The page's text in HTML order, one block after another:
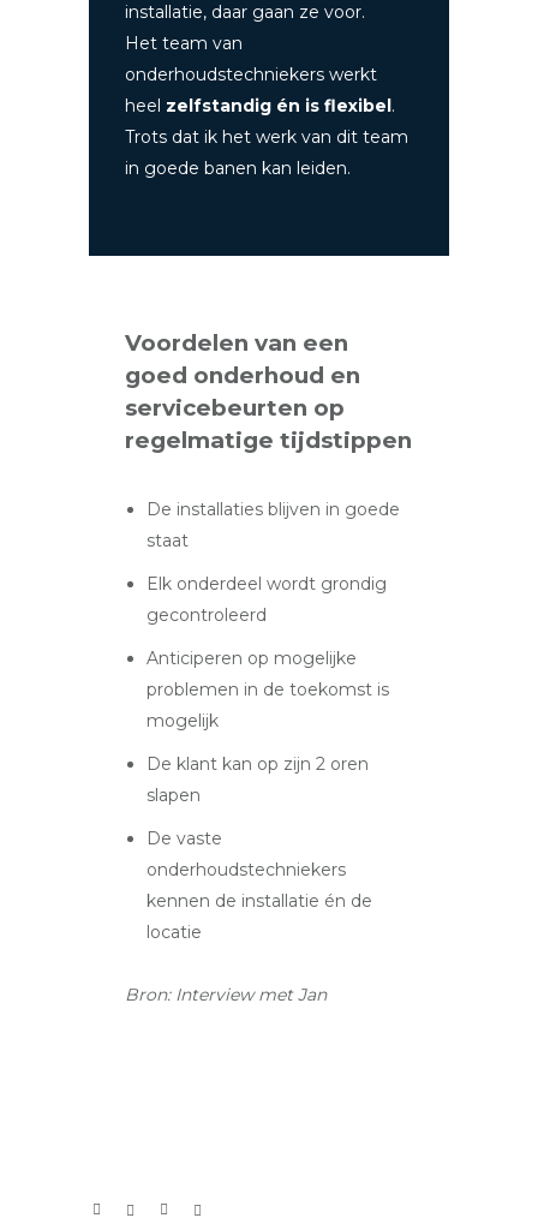
installatie, daar gaan ze voor.
Het team van
onderhoudstechniekers werkt
heel zelfstandig én is flexibel.
Trots dat ik het werk van dit team
in goede banen kan leiden.
Voordelen van een
goed onderhoud en
servicebeurten op
regelmatige tijdstippen
De installaties blijven in goede
staat
Elk onderdeel wordt grondig
gecontroleerd
Anticiperen op mogelijke
problemen in de toekomst is
mogelijk
De klant kan op zijn 2 oren
slapen
De vaste
onderhoudstechniekers
kennen de installatie én de
locatie
Bron: Interview met Jan